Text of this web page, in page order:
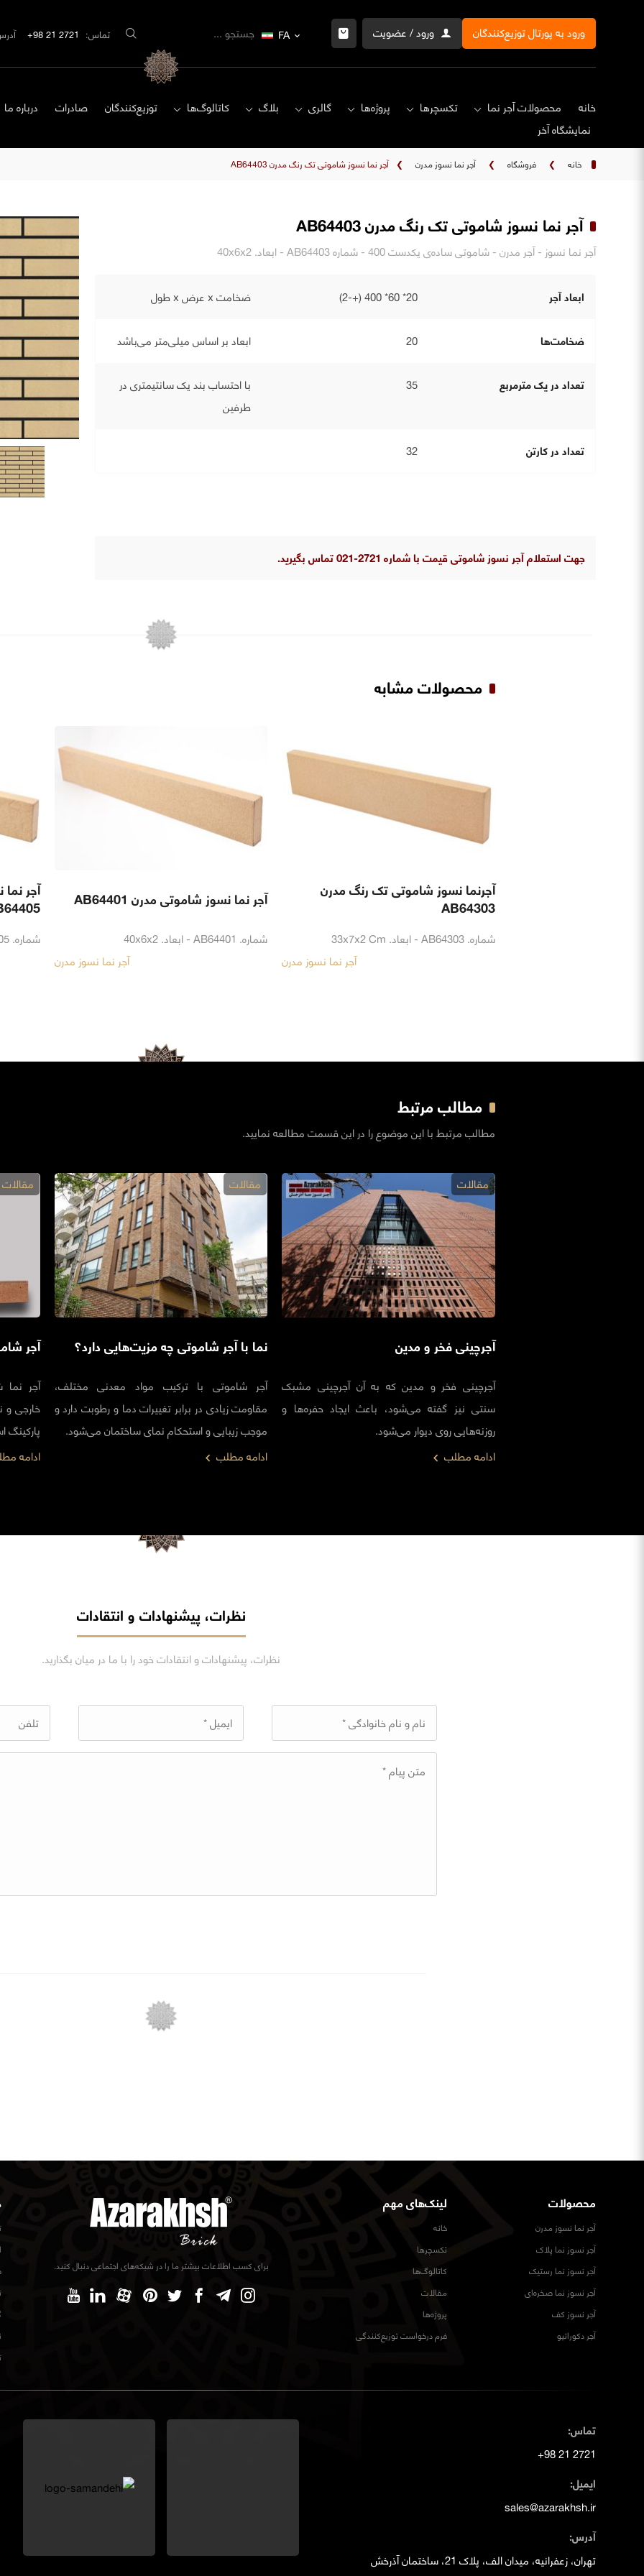
ورود به پورتال توزیع‌کنندگان ورود / عضویت FA تماس: 2721 21 98+
خانه محصولات آجر نما تکسچرها پروژه‌ها گالری بلاگ کاتالوگ‌ها توزیع‌کنندگان صادرات درباره ما
نمایشگاه‌ آخر
خانه ❯ فروشگاه ❯ آجر نما نسوز مدرن ❯ آجر نما نسوز شاموتی تک رنگ مدرن AB64403
آجر نما نسوز شاموتی تک رنگ مدرن AB64403
آجر نما نسوز - آجر مدرن - شاموتی ساده‌ی یکدست 400 - شماره AB64403 - ابعاد. 40x6x2
ابعاد آجر 20* 60* 400 (+-2)
ضخامت x عرض x طول
ضخامت‌ها
20
ابعاد بر اساس میلی‌متر می‌باشد
تعداد در یک مترمربع
35
با احتساب بند یک سانتیمتری در
طرفین
تعداد در کارتن
32
جهت استعلام آجر نسوز شاموتی قیمت با شماره 2721-021 تماس بگیرید.
محصولات مشابه
آجرنما نسوز شاموتی تک رنگ مدرن
AB64303
شماره. AB64303 - ابعاد. 33x7x2 Cm
آجر نما نسوز مدرن
آجر نما نسوز شاموتی مدرن AB64401
شماره. AB64401 - ابعاد. 40x6x2
آجر نما نسوز مدرن
آجر
شماره. AB64405 - ابعاد. 40x6x2
مطالب مرتبط
مطالب مرتبط با این موضوع را در این قسمت مطالعه نمایید.
آجرچینی فخر و مدین
آجرچینی فخر و مدین که به آن آجرچینی مشبک
سنتی نیز گفته می‌شود، باعث ایجاد حفره‌ها و
روزنه‌هایی روی دیوار می‌شود.
مقالات
ادامه مطلب
نما با آجر شاموتی چه مزیت‌هایی دارد؟
آجر شاموتی با ترکیب مواد معدنی مختلف،
مقاومت زیادی در برابر تغییرات دما و رطوبت دارد و
موجب زیبایی و استحکام نمای ساختمان می‌شود.
مقالات
ادامه مطلب
آجر
آجر
خارجی
مقالات
ادامه
نظرات، پیشنهادات و انتقادات
نظرات، پیشنهادات و انتقادات خود را با ما در میان بگذارید.
محصولات
آجر نما نسوز مدرن
آجر نسوز نما پلاک
آجر نسوز نما رستیک
آجر نسوز نما صخره‌ای
آجر نسوز کف
آجر دکوراتیو
لینک‌های مهم
خانه
تکسچرها
کاتالوگ‌ها
مقالات
پروژه‌ها
فرم درخواست توزیع‌کنندگی
برای کسب اطلاعات بیشتر ما را در شبکه‌های اجتماعی دنبال کنید.
تماس:
2721 21 98+
ایمیل:
sales@azarakhsh.ir
آدرس:
تهران، زعفرانیه، میدان الف، پلاک 21، ساختمان آذرخش